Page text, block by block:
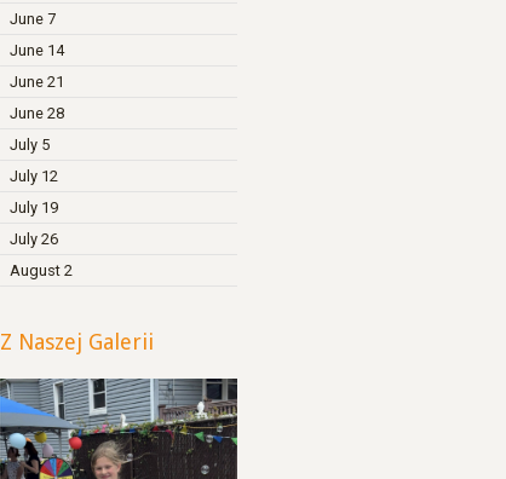
June 7
June 14
June 21
June 28
July 5
July 12
July 19
July 26
August 2
Z Naszej Galerii